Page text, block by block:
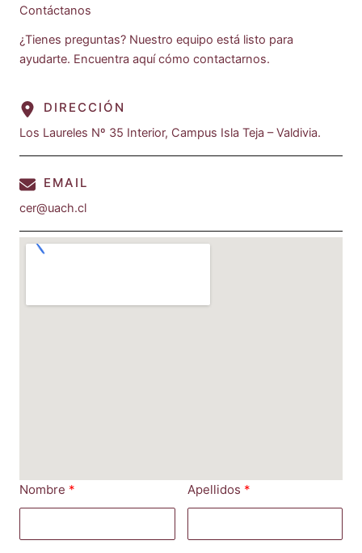
Contáctanos
¿Tienes preguntas? Nuestro equipo está listo para
ayudarte. Encuentra aquí cómo contactarnos.
DIRECCIÓN
Los Laureles Nº 35 Interior, Campus Isla Teja – Valdivia.
EMAIL
cer@uach.cl
Nombre Apellidos